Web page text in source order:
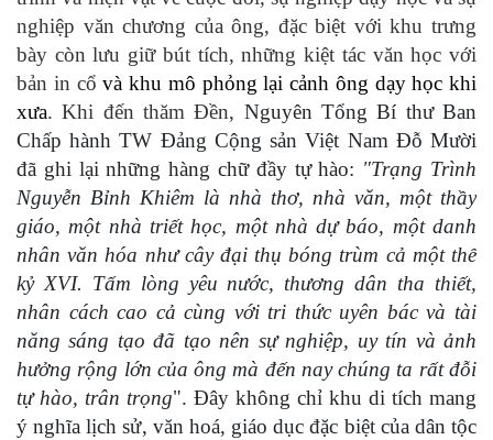
nghiệp văn chương của ông, đặc biệt với khu trưng
bày còn lưu giữ bút tích, những kiệt tác văn học với
bản in cổ và khu mô phỏng lại cảnh ông dạy học khi
xưa. Khi đến thăm Đền, Nguyên Tổng Bí thư Ban
Chấp hành TW Đảng Cộng sản Việt Nam Đỗ Mười
đã ghi lại những hàng chữ đầy tự hào: "Trạng Trình
Nguyễn Bỉnh Khiêm là nhà thơ, nhà văn, một thầy
giáo, một nhà triết học, một nhà dự báo, một danh
nhân văn hóa như cây đại thụ bóng trùm cả một thế
kỷ XVI. Tấm lòng yêu nước, thương dân tha thiết,
nhân cách cao cả cùng với tri thức uyên bác và tài
năng sáng tạo đã tạo nên sự nghiệp, uy tín và ảnh
hưởng rộng lớn của ông mà đến nay chúng ta rất đỗi
tự hào, trân trọng". Đây không chỉ khu di tích mang
ý nghĩa lịch sử, văn hoá, giáo dục đặc biệt của dân tộc